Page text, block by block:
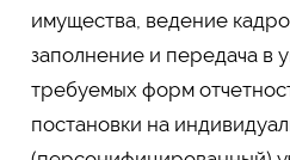
имущества, ведение
заполнение и передача в
требуемых форм
постановки на